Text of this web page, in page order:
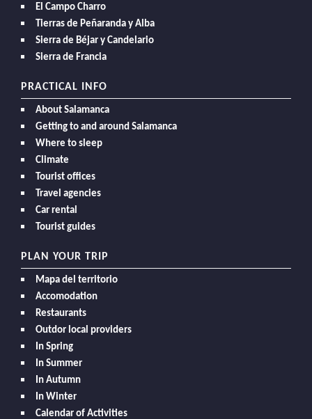
El Campo Charro
Tierras de Peñaranda y Alba
Sierra de Béjar y Candelario
Sierra de Francia
PRACTICAL INFO
About Salamanca
Getting to and around Salamanca
Where to sleep
Climate
Tourist offices
Travel agencies
Car rental
Tourist guides
PLAN YOUR TRIP
Mapa del territorio
Accomodation
Restaurants
Outdor local providers
In Spring
In Summer
In Autumn
In Winter
Calendar of Activities